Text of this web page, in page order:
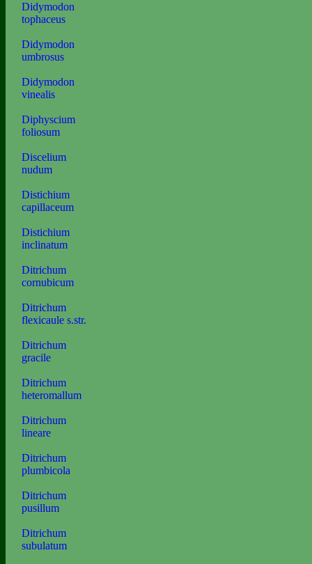
Didymodon
tophaceus
Didymodon
umbrosus
Didymodon
vinealis
Diphyscium
foliosum
Discelium
nudum
Distichium
capillaceum
Distichium
inclinatum
Ditrichum
cornubicum
Ditrichum
flexicaule s.str.
Ditrichum
gracile
Ditrichum
heteromallum
Ditrichum
lineare
Ditrichum
plumbicola
Ditrichum
pusillum
Ditrichum
subulatum